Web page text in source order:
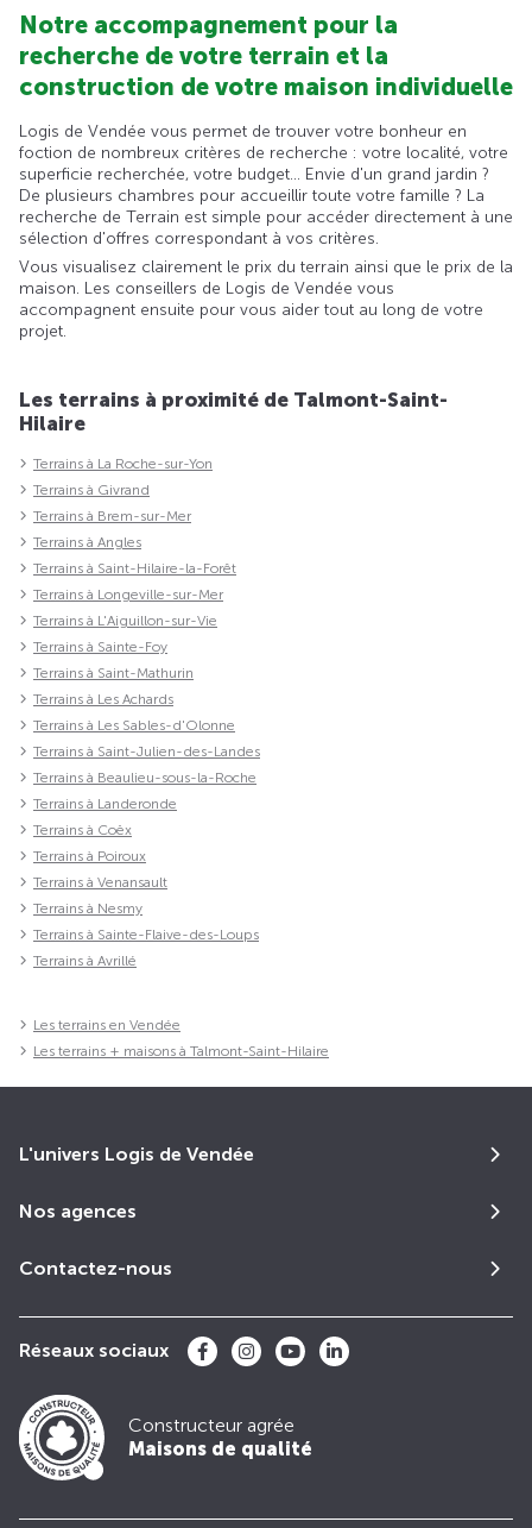
Notre accompagnement pour la
recherche de votre terrain et la
construction de votre maison individuelle
Logis de Vendée vous permet de trouver votre bonheur en
foction de nombreux critères de recherche : votre localité, votre
superficie recherchée, votre budget... Envie d'un grand jardin ?
De plusieurs chambres pour accueillir toute votre famille ? La
recherche de Terrain est simple pour accéder directement à une
sélection d'offres correspondant à vos critères.
Vous visualisez clairement le prix du terrain ainsi que le prix de la
maison. Les conseillers de Logis de Vendée vous
accompagnent ensuite pour vous aider tout au long de votre
projet.
Les terrains à proximité de Talmont-Saint-
Hilaire
Terrains à La Roche-sur-Yon
Terrains à Givrand
Terrains à Brem-sur-Mer
Terrains à Angles
Terrains à Saint-Hilaire-la-Forêt
Terrains à Longeville-sur-Mer
Terrains à L'Aiguillon-sur-Vie
Terrains à Sainte-Foy
Terrains à Saint-Mathurin
Terrains à Les Achards
Terrains à Les Sables-d'Olonne
Terrains à Saint-Julien-des-Landes
Terrains à Beaulieu-sous-la-Roche
Terrains à Landeronde
Terrains à Coëx
Terrains à Poiroux
Terrains à Venansault
Terrains à Nesmy
Terrains à Sainte-Flaive-des-Loups
Terrains à Avrillé
Les terrains en Vendée
Les terrains + maisons à Talmont-Saint-Hilaire
L'univers Logis de Vendée
Nos agences
Contactez-nous
Réseaux sociaux
Constructeur agrée
Maisons de qualité